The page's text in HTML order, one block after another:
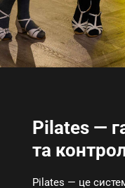
Pilates —
та
Pilates — це